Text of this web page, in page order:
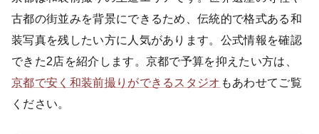
古都の街並みを背景にできるため、伝統的で格式ある和
装写真を残したい方に人気があります。公式情報を確認
できた2店を紹介します。京都で予算を抑えたい方は、
京都で安く和装前撮りができるスタジオ もあわせてご覧
ください。